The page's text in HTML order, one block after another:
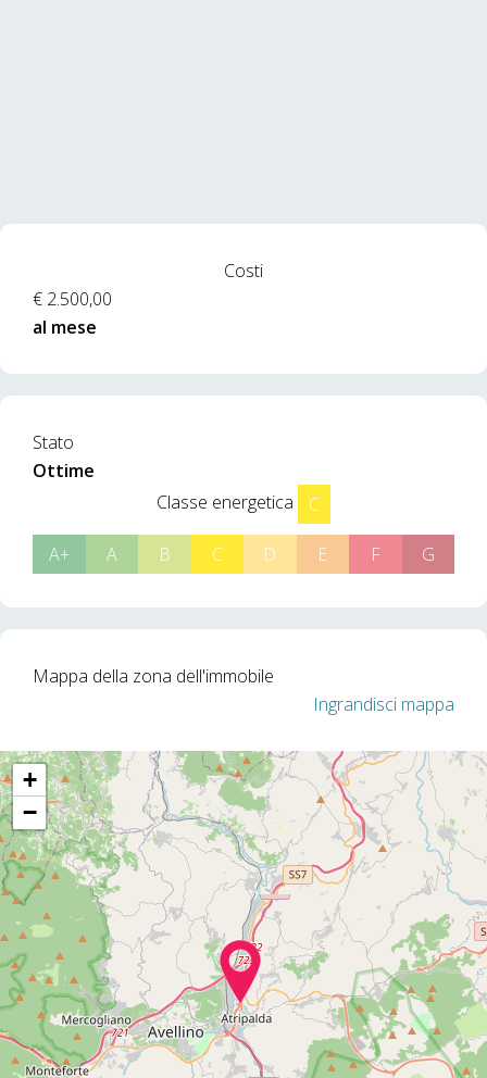
Costi
€ 2.500,00
al mese
Stato
Ottime
Classe energetica
C
A+ A B C D E F G
Mappa della zona dell'immobile
Ingrandisci mappa
+
−